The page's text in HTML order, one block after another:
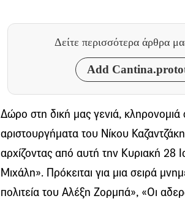
Δείτε περισσότερα άρθρα
Add
Δώρο στη δική μας γενιά, κληρονομιά
αριστουργήματα του Νίκου
αρχίζοντας από αυτή την Κυριακή 28
Μιχάλη». Πρόκειται για μια σειρά
πολιτεία του Αλέξη Ζορμπά», «Οι